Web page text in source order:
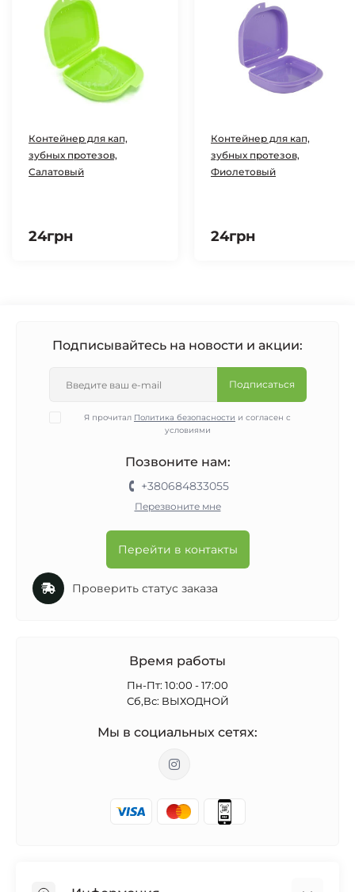
Контейнер для кап,
зубных протезов,
Салатовый
24грн
Контейнер для кап,
зубных протезов,
Фиолетовый
24грн
Подписывайтесь на новости и акции:
Подписаться
Я прочитал Политика безопасности и согласен с
условиями
Позвоните нам:
+380684833055
Перезвоните мне
Перейти в контакты
Проверить статус заказа
Время работы
Пн-Пт: 10:00 - 17:00
Сб,Вс: ВЫХОДНОЙ
Мы в социальных сетях: